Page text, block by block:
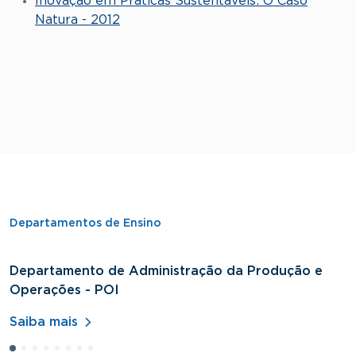
Natura - 2012
Departamentos de Ensino
Departamento de Administração da Produção e
Operações - POI
Saiba mais